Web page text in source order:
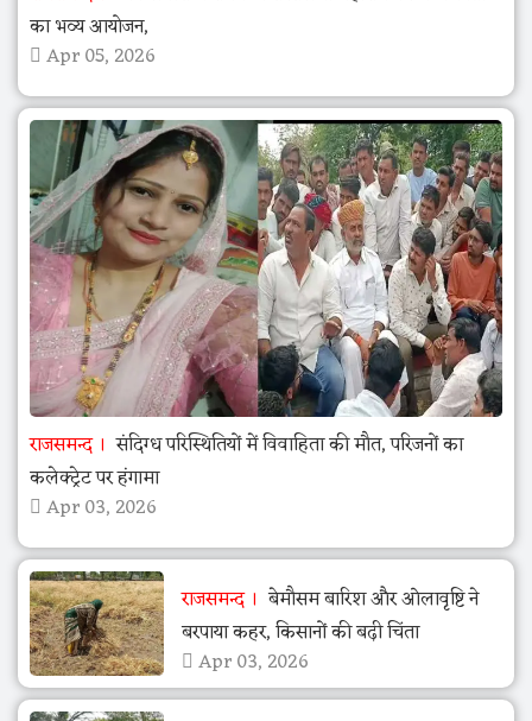
का भव्य आयोजन,
Apr 05, 2026
राजसमन्द
संदिग्ध परिस्थितियों में विवाहिता की मौत, परिजनों का
कलेक्ट्रेट पर हंगामा
Apr 03, 2026
राजसमन्द
बेमौसम बारिश और ओलावृष्टि ने
बरपाया कहर, किसानों की बढ़ी चिंता
Apr 03, 2026